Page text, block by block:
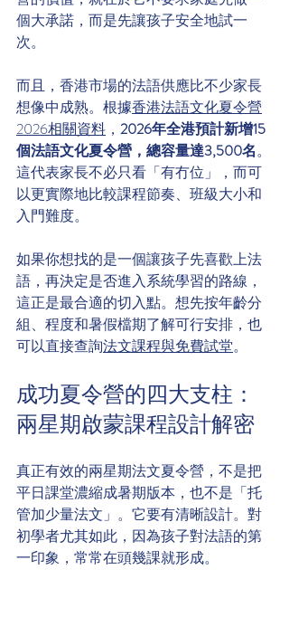
個大承諾，而是先讓孩子安全地試一
次。
而且，香港市場的法語供應比不少家長
想像中成熟。根據香港法語文化夏令營
2026相關資料 ， 2026年全港預計新增15
個法語文化夏令營，總容量達3,500名。
這代表家長不必只看「有冇位」，而可
以更實際地比較課程節奏、班級大小和
入門難度。
如果你想找的是一個讓孩子先喜歡上法
語，再決定是否進入系統學習的路線，
這正是最合適的切入點。想先按年齡分
組、程度和暑假檔期了解可行安排，也
可以直接查詢法文課程與免費試堂。
成功夏令營的四大支柱：
兩星期啟蒙課程設計解密
真正有效的兩星期法文夏令營，不是把
平日課堂濃縮成暑期版本，也不是「托
管加少量法文」。它要有清晰設計。對
初學者尤其如此，因為孩子對法語的第
一印象，常常在頭幾課就形成。